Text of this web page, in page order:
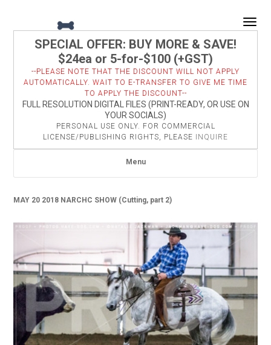
SPECIAL OFFER: BUY MORE & SAVE!
$24ea or 5-for-$100 (+GST)
--PLEASE NOTE THAT THE DISCOUNT WILL NOT APPLY
AUTOMATICALLY. WAIT TO E-TRANSFER TO GIVE ME TIME
TO APPLY THE DISCOUNT--
FULL RESOLUTION DIGITAL FILES (PRINT-READY, OR USE ON
YOUR SOCIALS)
PERSONAL USE ONLY. FOR COMMERCIAL
LICENSE/PUBLISHING RIGHTS, PLEASE
INQUIRE
Menu
MAY 20 2018 NARCHC SHOW (Cutting, part 2)